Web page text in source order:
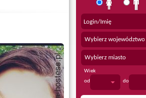
Wybierz województwo
Wybierz miasto
Wiek
od
do